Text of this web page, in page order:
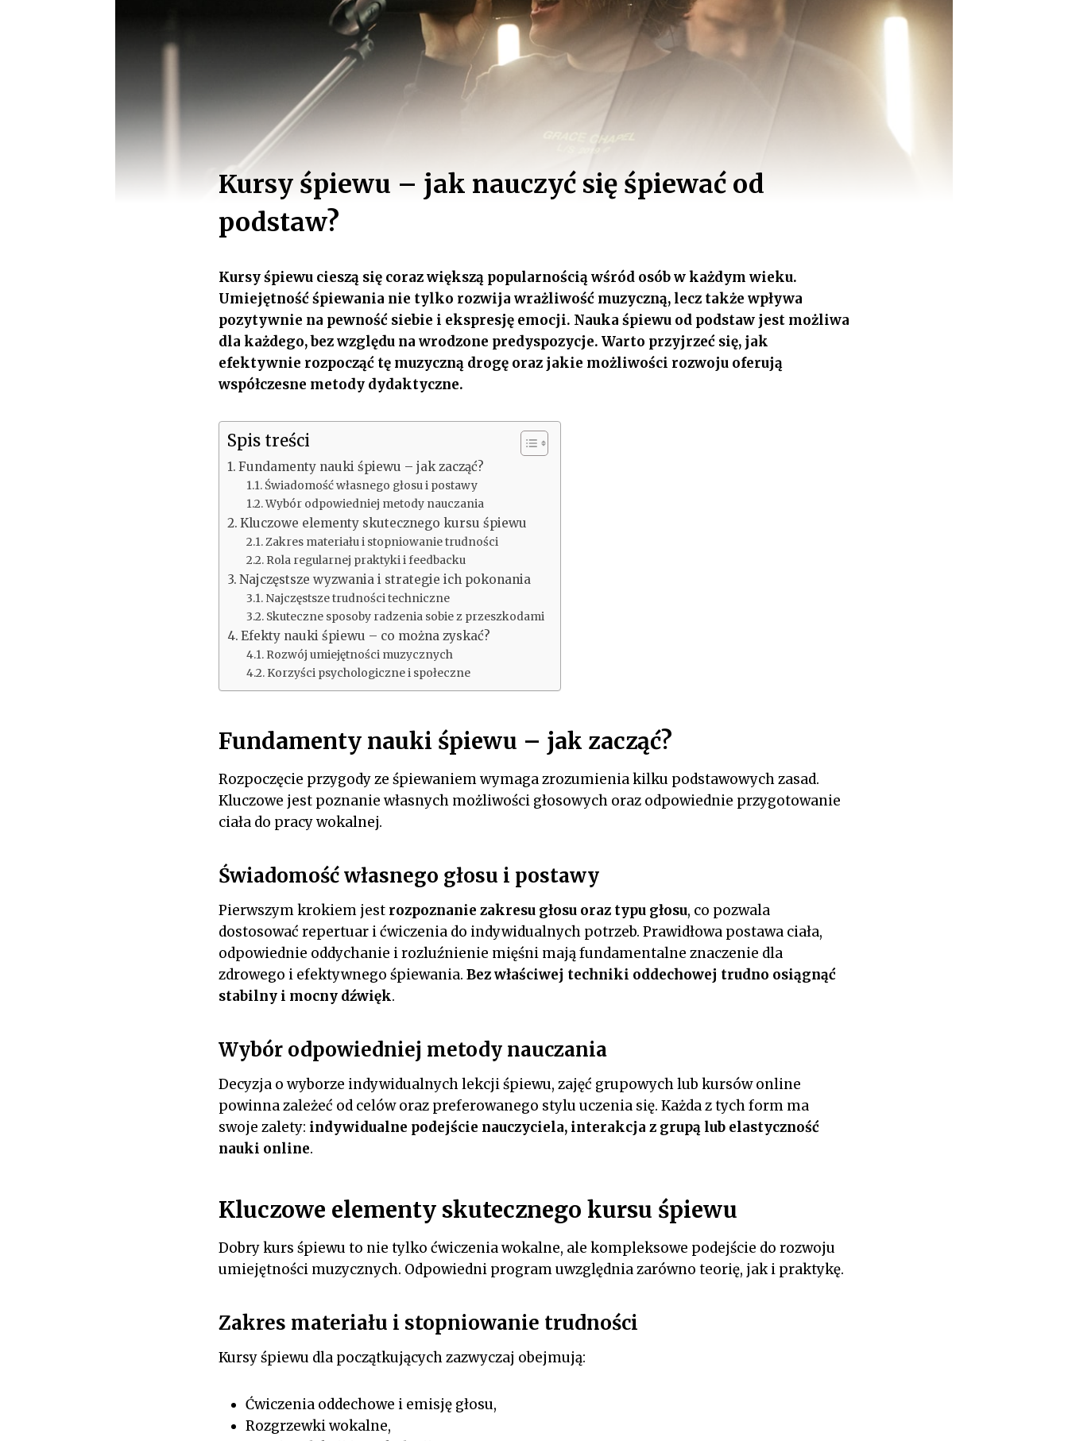
Kursy śpiewu – jak nauczyć się śpiewać od
podstaw?
Kursy śpiewu cieszą się coraz większą popularnością wśród osób w każdym wieku.
Umiejętność śpiewania nie tylko rozwija wrażliwość muzyczną, lecz także wpływa
pozytywnie na pewność siebie i ekspresję emocji. Nauka śpiewu od podstaw jest możliwa
dla każdego, bez względu na wrodzone predyspozycje. Warto przyjrzeć się, jak
efektywnie rozpocząć tę muzyczną drogę oraz jakie możliwości rozwoju oferują
współczesne metody dydaktyczne.
Spis treści
Fundamenty nauki śpiewu – jak zacząć?
Świadomość własnego głosu i postawy
Wybór odpowiedniej metody nauczania
Kluczowe elementy skutecznego kursu śpiewu
Zakres materiału i stopniowanie trudności
Rola regularnej praktyki i feedbacku
Najczęstsze wyzwania i strategie ich pokonania
Najczęstsze trudności techniczne
Skuteczne sposoby radzenia sobie z przeszkodami
Efekty nauki śpiewu – co można zyskać?
Rozwój umiejętności muzycznych
Korzyści psychologiczne i społeczne
Fundamenty nauki śpiewu – jak zacząć?
Rozpoczęcie przygody ze śpiewaniem wymaga zrozumienia kilku podstawowych zasad.
Kluczowe jest poznanie własnych możliwości głosowych oraz odpowiednie przygotowanie
ciała do pracy wokalnej.
Świadomość własnego głosu i postawy
Pierwszym krokiem jest rozpoznanie zakresu głosu oraz typu głosu, co pozwala
dostosować repertuar i ćwiczenia do indywidualnych potrzeb. Prawidłowa postawa ciała,
odpowiednie oddychanie i rozluźnienie mięśni mają fundamentalne znaczenie dla
zdrowego i efektywnego śpiewania. Bez właściwej techniki oddechowej trudno osiągnąć
stabilny i mocny dźwięk.
Wybór odpowiedniej metody nauczania
Decyzja o wyborze indywidualnych lekcji śpiewu, zajęć grupowych lub kursów online
powinna zależeć od celów oraz preferowanego stylu uczenia się. Każda z tych form ma
swoje zalety: indywidualne podejście nauczyciela, interakcja z grupą lub elastyczność
nauki online.
Kluczowe elementy skutecznego kursu śpiewu
Dobry kurs śpiewu to nie tylko ćwiczenia wokalne, ale kompleksowe podejście do rozwoju
umiejętności muzycznych. Odpowiedni program uwzględnia zarówno teorię, jak i praktykę.
Zakres materiału i stopniowanie trudności
Kursy śpiewu dla początkujących zazwyczaj obejmują:
Ćwiczenia oddechowe i emisję głosu,
Rozgrzewki wokalne,